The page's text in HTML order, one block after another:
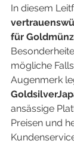
In diesem
für
mögliche
Augenmerk
ansässige
Preisen und